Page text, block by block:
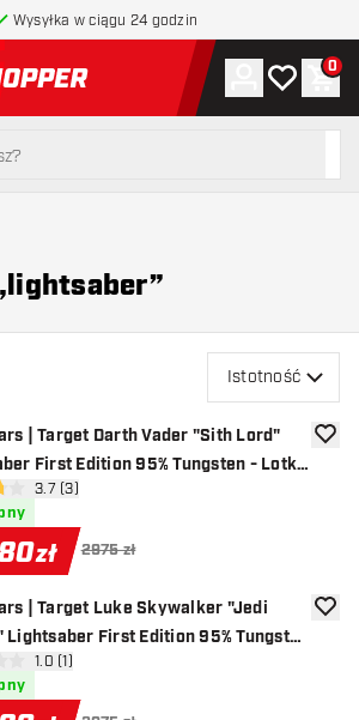
Wysyłka w ciągu 24 godzin
do strony głównej
Konto
Moja lista
0
Istotność
| Target Darth Vader "Sith Lord"
First Edition 95% Tungsten - Lotki
otwórz panel recenzji
oceny
3.7 (3)
zł 2975 zł
| Target Luke Skywalker "Jedi
Lightsaber First Edition 95% Tungsten
Darta
otwórz panel recenzji
oceny1.0 (1)